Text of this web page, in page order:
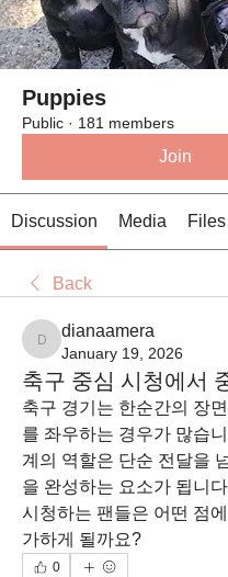
Puppies
Public · 181 members
Join
Discussion Media Files
Back
dianaamera
dianaamera
January 19, 2026
축구 중심 시청에서
축구 경기는 한순간의 장
를 좌우하는 경우가 많습
계의 역할은 단순 전달을
을 완성하는 요소가 됩니
시청하는 팬들은 어떤 점
가하게 될까요?
0